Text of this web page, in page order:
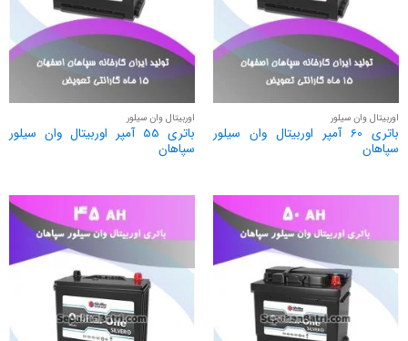
اوربیتال وان سیلور
باتری 60 آمپر اوربیتال وان سیلور
سپاهان
اوربیتال وان سیلور
باتری 55 آمپر اوربیتال وان سیلور
سپاهان